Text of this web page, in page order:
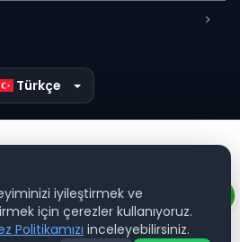
Türkçe
iyileştirmek ve
için çerezler kullanıyoruz.
Politikamızı inceleyebilirsiniz.